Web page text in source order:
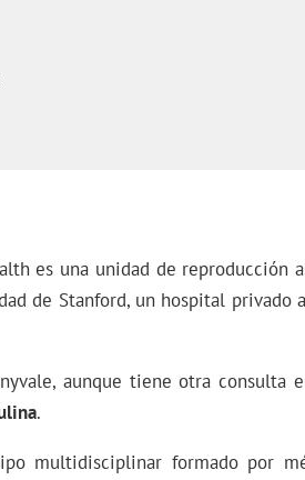
es una unidad de reproducción
de Stanford, un hospital privado
aunque tiene otra consulta
.
multidisciplinar formado por